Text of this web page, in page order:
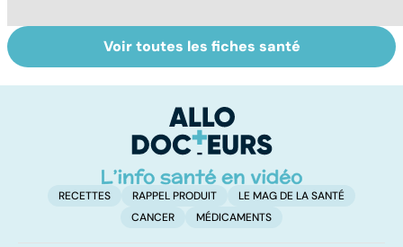
Covid-19 : tout
savoir sur la
Variole du singe :
symptômes,
traitements
Voir toutes les fiches santé
RECETTES RAPPEL PRODUIT
LE MAG DE LA SANTÉ
CANCER
MÉDICAMENTS